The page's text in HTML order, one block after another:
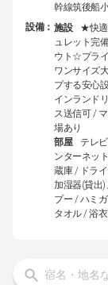
幹線筑後船
設備： 施設
★快
ュレット完
ウト☆プラ
ワンサイズ
プする安心
インランド
ス送信可 /
場あり
部屋
テレ
ンターネッ
蔵庫 / ドラ
加湿器(貸出
プー / ハミ
タオル / 浴